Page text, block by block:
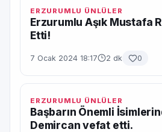
ERZURUMLU ÜNLÜLER
Erzurumlu Aşık Mustafa
Etti!
7 Ocak 2024 18:17 2 dk 0
ERZURUMLU ÜNLÜLER
Başbarın Önemli
Demircan vefat etti.